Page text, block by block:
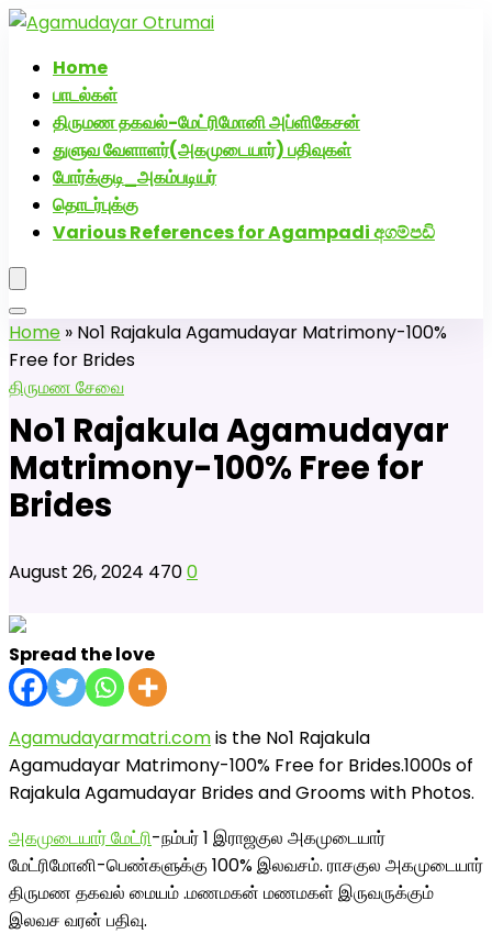
Home
பாடல்கள்
திருமண தகவல்-மேட்ரிமோனி அப்ளிகேசன்
துளுவ வேளாளர்(அகமுடையார்) பதிவுகள்
போர்க்குடி_அகம்படியர்
தொடர்புக்கு
Various References for Agampadi අගම්පඩි
Home » No1 Rajakula Agamudayar Matrimony-100%
Free for Brides
திருமண சேவை
No1 Rajakula Agamudayar
Matrimony-100% Free for
Brides
August 26, 2024 4700
Spread the love
Agamudayarmatri.comis the No1 Rajakula
Agamudayar Matrimony-100% Free for Brides.1000s of
Rajakula Agamudayar Brides and Grooms with Photos.
அகமுடையார் மேட்ரி-நம்பர் 1 இராஜகுல அகமுடையார்
மேட்ரிமோனி-பெண்களுக்கு 100% இலவசம். ராசகுல அகமுடையார்
திருமண தகவல் மையம் .மணமகன் மணமகள் இருவருக்கும்
இலவச வரன் பதிவு.
அகமுடையார் திருமண வரன்களுக்கு அகமுடையார்மேட்ரி-பெண்